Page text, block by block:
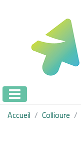
Accueil Collioure